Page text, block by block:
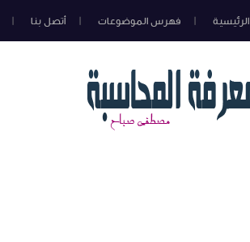
الرئيسية فهرس الموضوعات أتصل بنا